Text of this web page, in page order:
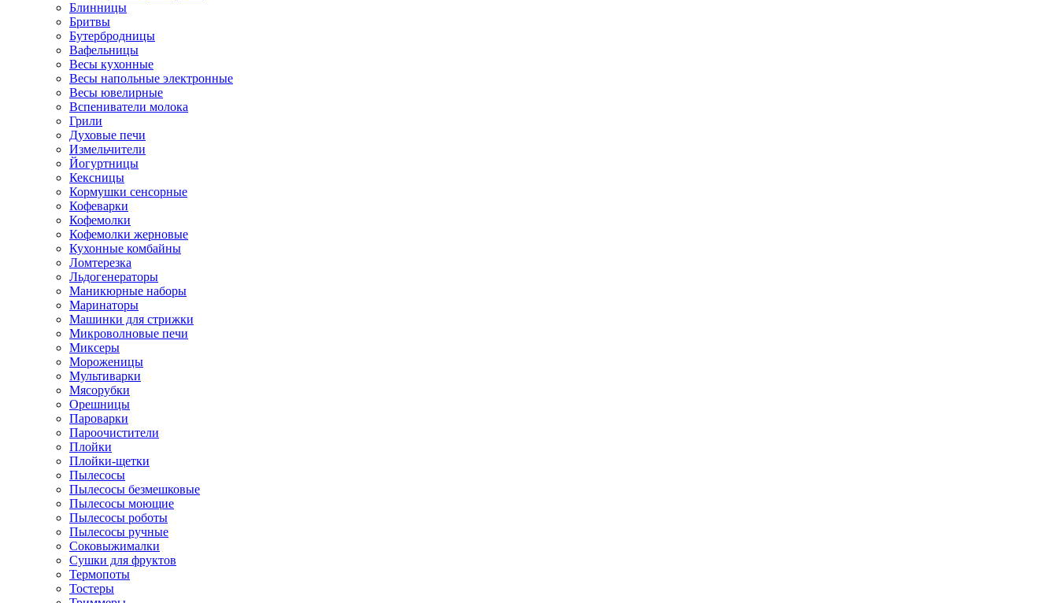
Блинницы
Бритвы
Бутербродницы
Вафельницы
Весы кухонные
Весы напольные электронные
Весы ювелирные
Вспениватели молока
Грили
Духовые печи
Измельчители
Йогуртницы
Кексницы
Кормушки сенсорные
Кофеварки
Кофемолки
Кофемолки жерновые
Кухонные комбайны
Ломтерезка
Льдогенераторы
Маникюрные наборы
Маринаторы
Машинки для стрижки
Микроволновые печи
Миксеры
Мороженицы
Мультиварки
Мясорубки
Орешницы
Пароварки
Пароочистители
Плойки
Плойки-щетки
Пылесосы
Пылесосы безмешковые
Пылесосы моющие
Пылесосы роботы
Пылесосы ручные
Соковыжималки
Сушки для фруктов
Термопоты
Тостеры